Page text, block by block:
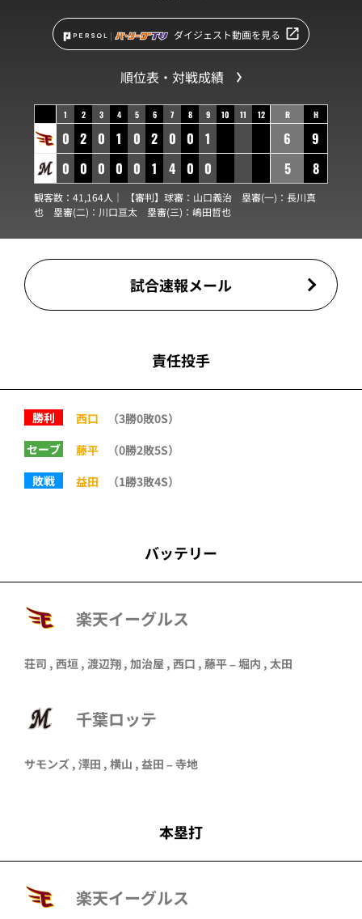
ダイジェスト動画を見る
順位表・対戦成績
1 2 3 4 5 6 7 8 9 10 11 12
0 2 0 1 0 2 0 0
1
0 0 0 0 0 1 4 0 0
R H
6
9
5
8
観客数：41,164人｜ 【審判】球審： 山口義治 塁審(一)： 長川真
也 塁審(二)： 川口亘太 塁審(三)： 嶋田哲也
試合速報メール
責任投手
勝利 西口
（3勝0敗0S）
セーブ
藤平
（0勝2敗5S）
敗戦
益田 （1勝3敗4S）
バッテリー
楽天イーグルス
荘司 , 西垣 , 渡辺翔 , 加治屋 , 西口 , 藤平–堀内 , 太田
千葉ロッテ
サモンズ , 澤田 , 横山 , 益田 –寺地
本塁打
楽天イーグルス